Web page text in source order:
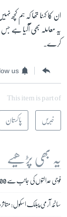
ان کا کہنا تھا کہ ہم کچھ
یہ معاملہ بھی آگیا ہے
کرے۔
us
This item is part of
خبریں پاکستان
یہ بھی پڑھیے
فوجی عدالتوں کی جانب سے 200 افراد کو سنائی گئیں سزائیں کالعدم قرار
سانحہ آرمی پبلک اسکول: